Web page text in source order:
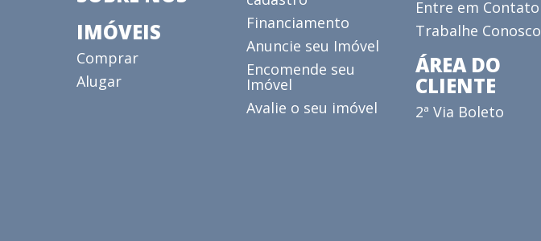
IMÓVEIS
Comprar
Alugar
Financiamento
Anuncie seu Imóvel
Encomende seu
Imóvel
Avalie o seu imóvel
Entre em Contato
Trabalhe Conosco
ÁREA DO
CLIENTE
2ª Via Boleto